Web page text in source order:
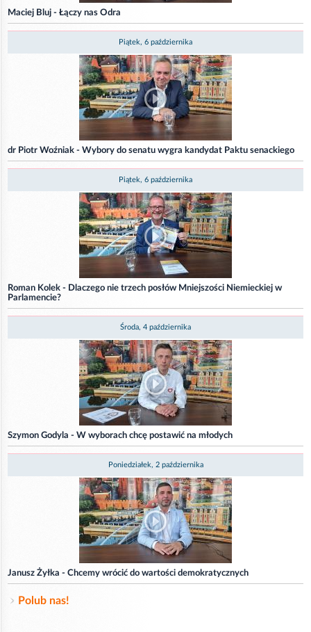
Maciej Bluj - Łączy nas Odra
Piątek, 6 października
dr Piotr Woźniak - Wybory do senatu wygra kandydat Paktu senackiego
Piątek, 6 października
Roman Kolek - Dlaczego nie trzech posłów Mniejszości Niemieckiej w
Parlamencie?
Środa, 4 października
Szymon Godyla - W wyborach chcę postawić na młodych
Poniedziałek, 2 października
Janusz Żyłka - Chcemy wrócić do wartości demokratycznych
Polub nas!